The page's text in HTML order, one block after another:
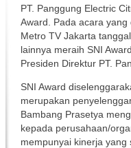
PT. Panggung Electric
Award. Pada acara
Metro TV Jakarta
lainnya meraih SNI
Presiden Direktur PT.
SNI Award
merupakan
Bambang Prasetya
kepada perusahaan/
mempunyai kinerja yang